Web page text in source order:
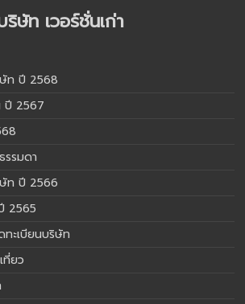
ษัท เวอร์ชั่นเก่า
ท ปี 2568
ปี 2567
รมดา
ท ปี 2566
2565
ทะเบียนบริษัท
ที่ยว